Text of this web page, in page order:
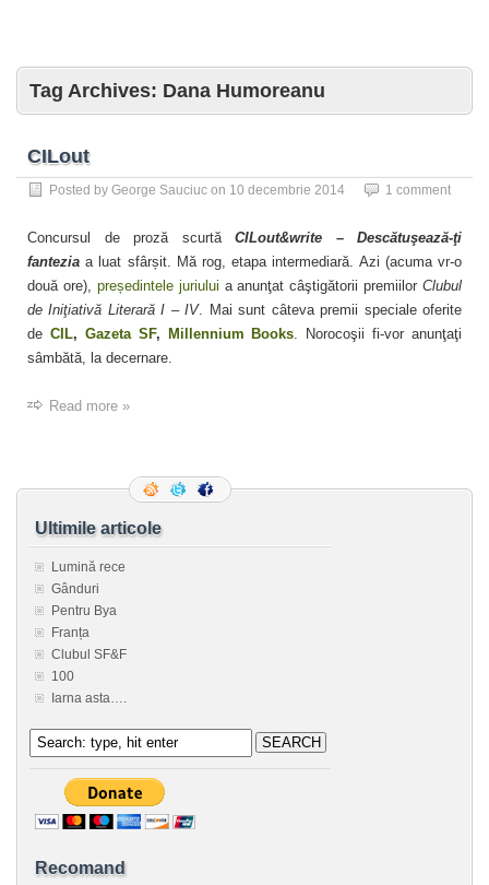
Tag Archives: Dana Humoreanu
CILout
Posted by George Sauciuc on 10 decembrie 2014 1 comment
Concursul de proză scurtă CILout&write – Descătuşează-ţi
fantezia a luat sfârșit. Mă rog, etapa intermediară. Azi (acuma vr-o
două ore), președintele juriului a anunţat câştigătorii premiilor Clubul
de Iniţiativă Literară I – IV. Mai sunt câteva premii speciale oferite
de CIL, Gazeta SF, Millennium Books . Norocoşii fi-vor anunţaţi
sâmbătă, la decernare.
Read more »
Ultimile articole
Lumină rece
Gânduri
Pentru Bya
Franța
Clubul SF&F
100
Iarna asta….
Recomand